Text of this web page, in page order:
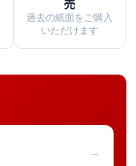
売
過去の紙面をご購入
いただけます
→